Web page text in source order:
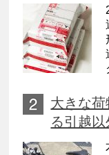
大きな
る引越